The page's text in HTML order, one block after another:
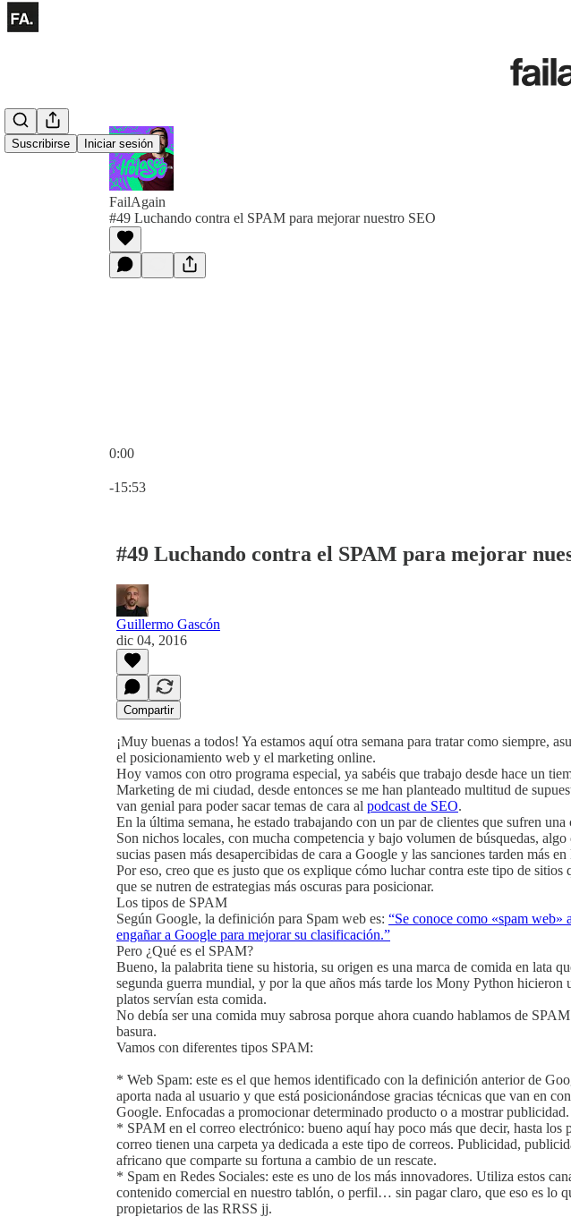
Suscribirse Iniciar sesión
FailAgain
#49 Luchando contra el SPAM para mejorar nuestro SEO
0:00
-15:53
#49 Luchando contra el SPAM para mejorar
Guillermo Gascón
dic 04, 2016
Compartir
¡Muy buenas a todos! Ya estamos aquí otra semana para tratar como siempre,
el posicionamiento web y el marketing online.
Hoy vamos con otro programa especial, ya sabéis que trabajo desde hace un
Marketing de mi ciudad, desde entonces se me han planteado multitud de
van genial para poder sacar temas de cara al podcast de SEO.
En la última semana, he estado trabajando con un par de clientes que sufren
Son nichos locales, con mucha competencia y bajo volumen de búsquedas, algo
sucias pasen más desapercibidas de cara a Google y las sanciones tarden más en
Por eso, creo que es justo que os explique cómo luchar contra este tipo de sitios
que se nutren de estrategias más oscuras para posicionar.
Los tipos de SPAM
Según Google, la definición para Spam web es: “Se conoce como «spam web»
engañar a Google para mejorar su clasificación.”
Pero ¿Qué es el SPAM?
Bueno, la palabrita tiene su historia, su origen es una marca de comida en lata
segunda guerra mundial, y por la que años más tarde los Mony Python hicieron
platos servían esta comida.
No debía ser una comida muy sabrosa porque ahora cuando hablamos de
basura.
Vamos con diferentes tipos SPAM:
* Web Spam: este es el que hemos identificado con la definición anterior de
aporta nada al usuario y que está posicionándose gracias técnicas que van en
Google. Enfocadas a promocionar determinado producto o a mostrar publicidad.
* SPAM en el correo electrónico: bueno aquí hay poco más que decir, hasta los
correo tienen una carpeta ya dedicada a este tipo de correos. Publicidad,
africano que comparte su fortuna a cambio de un rescate.
* Spam en Redes Sociales: este es uno de los más innovadores. Utiliza estos
contenido comercial en nuestro tablón, o perfil… sin pagar claro, que eso es lo
propietarios de las RRSS jj.